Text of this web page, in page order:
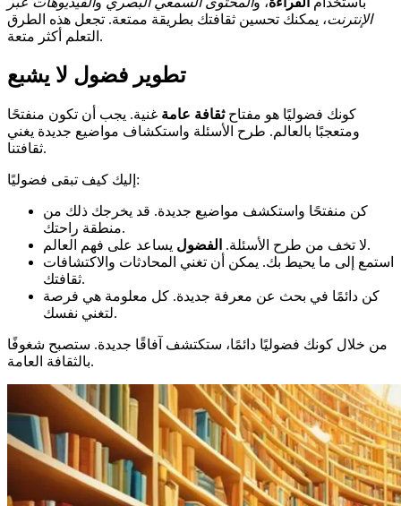
الإنترنت، يمكنك تحسين ثقافتك بطريقة ممتعة. تجعل هذه الطرق
التعلم أكثر متعة.
تطوير فضول لا يشبع
كونك فضوليًا هو مفتاحثقافة عامة غنية. يجب أن تكون منفتحًا
ومتعجبًا بالعالم. طرح الأسئلة واستكشاف مواضيع جديدة يغني
ثقافتنا.
إليك كيف تبقى فضوليًا:
كن منفتحًا واستكشف مواضيع جديدة. قد يخرجك ذلك من
منطقة راحتك.
لا تخف من طرح الأسئلة. الفضول
يساعد على فهم العالم.
استمع إلى ما يحيط بك. يمكن أن تغني المحادثات والاكتشافات
ثقافتك.
كن دائمًا في بحث عن معرفة جديدة. كل معلومة هي فرصة
لتغني نفسك.
من خلال كونك فضوليًا دائمًا، ستكتشف آفاقًا جديدة. ستصبح شغوفًا
بالثقافة العامة.